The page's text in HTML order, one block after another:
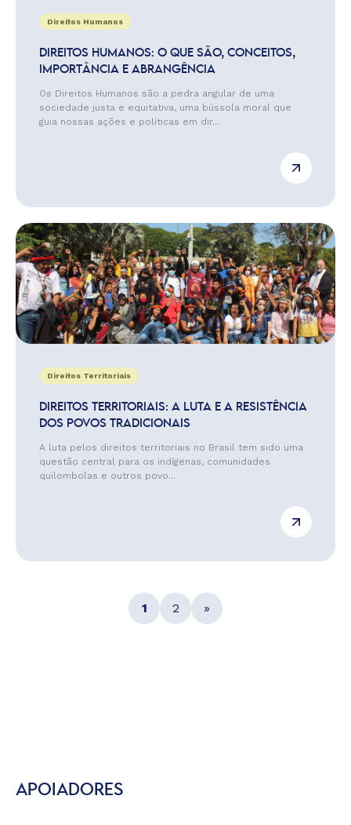
Direitos Humanos
DIREITOS HUMANOS: O QUE SÃO, CONCEITOS,
IMPORTÂNCIA E ABRANGÊNCIA
Os Direitos Humanos são a pedra angular de uma
sociedade justa e equitativa, uma bússola moral que
guia nossas ações e políticas em dir...
Direitos Territoriais
DIREITOS TERRITORIAIS: A LUTA E A RESISTÊNCIA
DOS POVOS TRADICIONAIS
A luta pelos direitos territoriais no Brasil tem sido uma
questão central para os indígenas, comunidades
quilombolas e outros povo...
1 2 »
APOIADORES